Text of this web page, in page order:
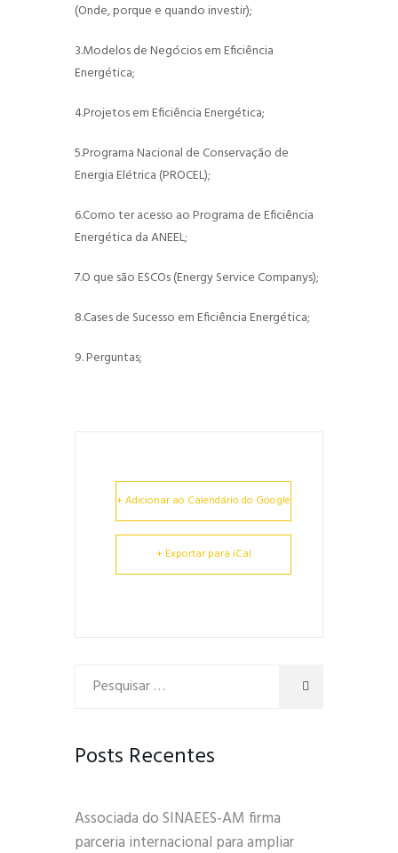
(Onde, porque e quando investir);
3.Modelos de Negócios em Eficiência
Energética;
4.Projetos em Eficiência Energética;
5.Programa Nacional de Conservação de
Energia Elétrica (PROCEL);
6.Como ter acesso ao Programa de Eficiência
Energética da ANEEL;
7.O que são ESCOs (Energy Service Companys);
8.Cases de Sucesso em Eficiência Energética;
9. Perguntas;
+ Adicionar ao Calendário do Google
+ Exportar para iCal
Posts Recentes
Associada do SINAEES-AM firma
parceria internacional para ampliar